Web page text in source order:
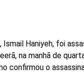
Ismail Haniyeh, foi
na manhã de
confirmou o